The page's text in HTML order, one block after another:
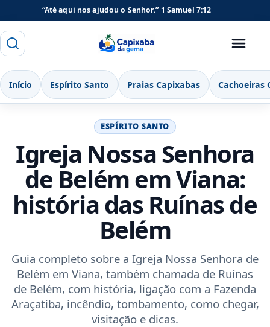
“Até aqui nos ajudou o Senhor.” 1 Samuel 7:12
Buscar Capixaba da Gema
Menu
Início Espírito Santo Praias Capixabas Cachoeiras
ESPÍRITO SANTO
Igreja Nossa Senhora
de Belém em Viana:
história das Ruínas de
Belém
Guia completo sobre a Igreja Nossa Senhora de
Belém em Viana, também chamada de Ruínas
de Belém, com história, ligação com a Fazenda
Araçatiba, incêndio, tombamento, como chegar,
visitação e dicas.